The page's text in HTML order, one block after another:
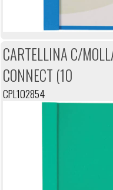
CARTELLINA C/
CONNECT (10
CPL102854